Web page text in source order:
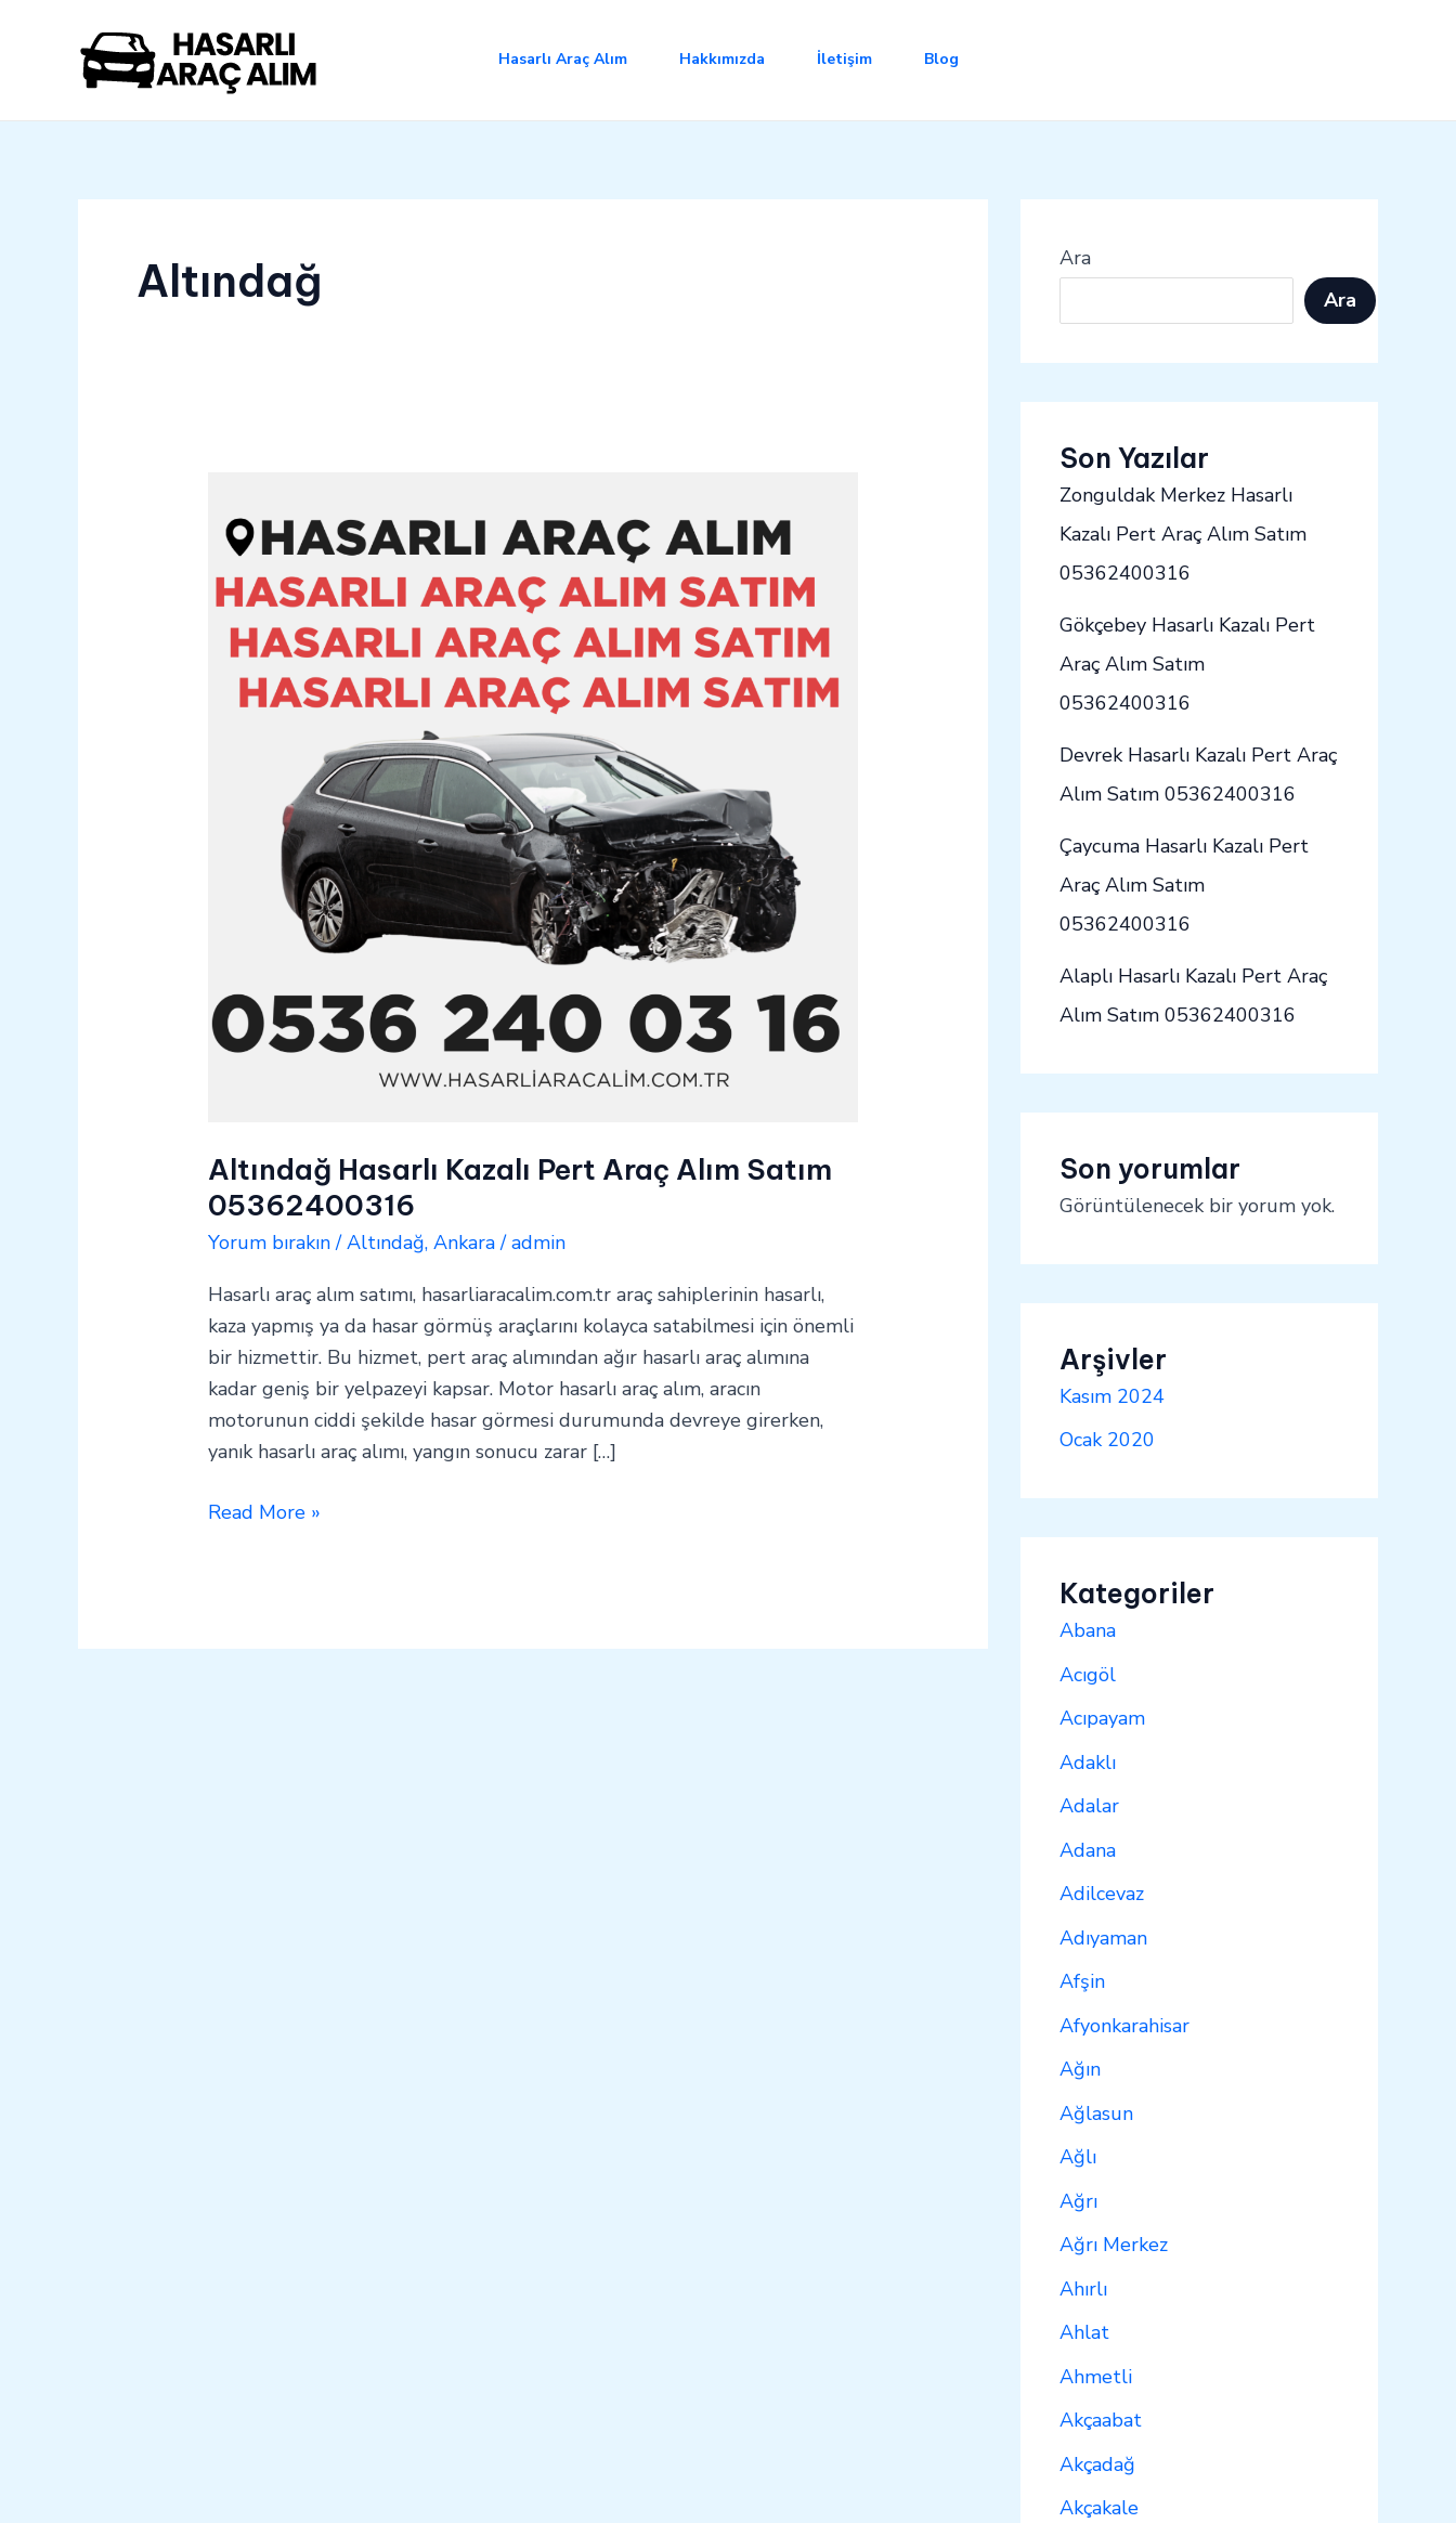
Hasarlı Araç Alım Hakkımızda İletişim Blog
Altındağ
Altındağ Hasarlı Kazalı Pert Araç Alım Satım
05362400316
Yorum bırakın /Altındağ,Ankara/admin
Hasarlı araç alım satımı, hasarliaracalim.com.tr araç sahiplerinin hasarlı,
kaza yapmış ya da hasar görmüş araçlarını kolayca satabilmesi için önemli
bir hizmettir. Bu hizmet, pert araç alımından ağır hasarlı araç alımına
kadar geniş bir yelpazeyi kapsar. Motor hasarlı araç alım, aracın
motorunun ciddi şekilde hasar görmesi durumunda devreye girerken,
yanık hasarlı araç alımı, yangın sonucu zarar […]
Hasarlı
Kazalı
Pert
Araç
Alım
Satım
05362400316
Read More »
Ara
Ara
Son Yazılar
Zonguldak Merkez Hasarlı
Kazalı Pert Araç Alım Satım
05362400316
Gökçebey Hasarlı Kazalı Pert
Araç Alım Satım
05362400316
Devrek Hasarlı Kazalı Pert Araç
Alım Satım 05362400316
Çaycuma Hasarlı Kazalı Pert
Araç Alım Satım
05362400316
Alaplı Hasarlı Kazalı Pert Araç
Alım Satım 05362400316
Son yorumlar
Görüntülenecek bir yorum yok.
Arşivler
Kasım 2024
Ocak 2020
Kategoriler
Abana
Acıgöl
Acıpayam
Adaklı
Adalar
Adana
Adilcevaz
Adıyaman
Afşin
Afyonkarahisar
Ağın
Ağlasun
Ağlı
Ağrı
Ağrı Merkez
Ahırlı
Ahlat
Ahmetli
Akçaabat
Akçadağ
Akçakale